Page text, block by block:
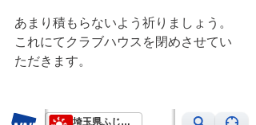
あまり積もらないよう祈りましょう。
これにてクラブハウスを閉めさせてい
ただきます。